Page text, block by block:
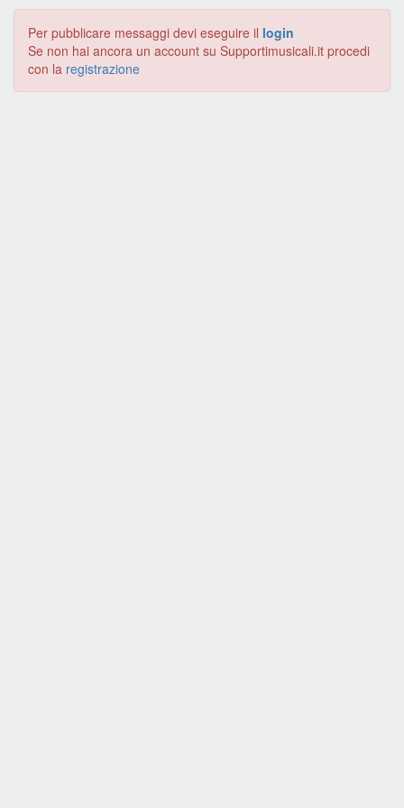
Per pubblicare messaggi devi eseguire il login
Se non hai ancora un account su Supportimusicali.it procedi
con la registrazione